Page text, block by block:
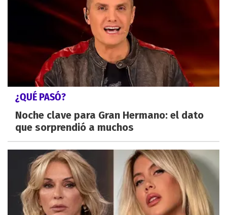
¿QUÉ PASÓ?
Noche clave para Gran Hermano: el dato
que sorprendió a muchos